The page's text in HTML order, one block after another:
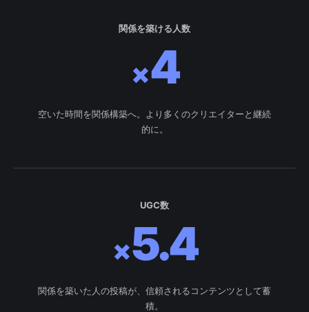
関係を築ける人数
×4
空いた時間を関係構築へ。より多くのクリエイターと継続
的に。
UGC数
×5.4
関係を築いた人の投稿が、信頼されるコンテンツとして蓄
積。